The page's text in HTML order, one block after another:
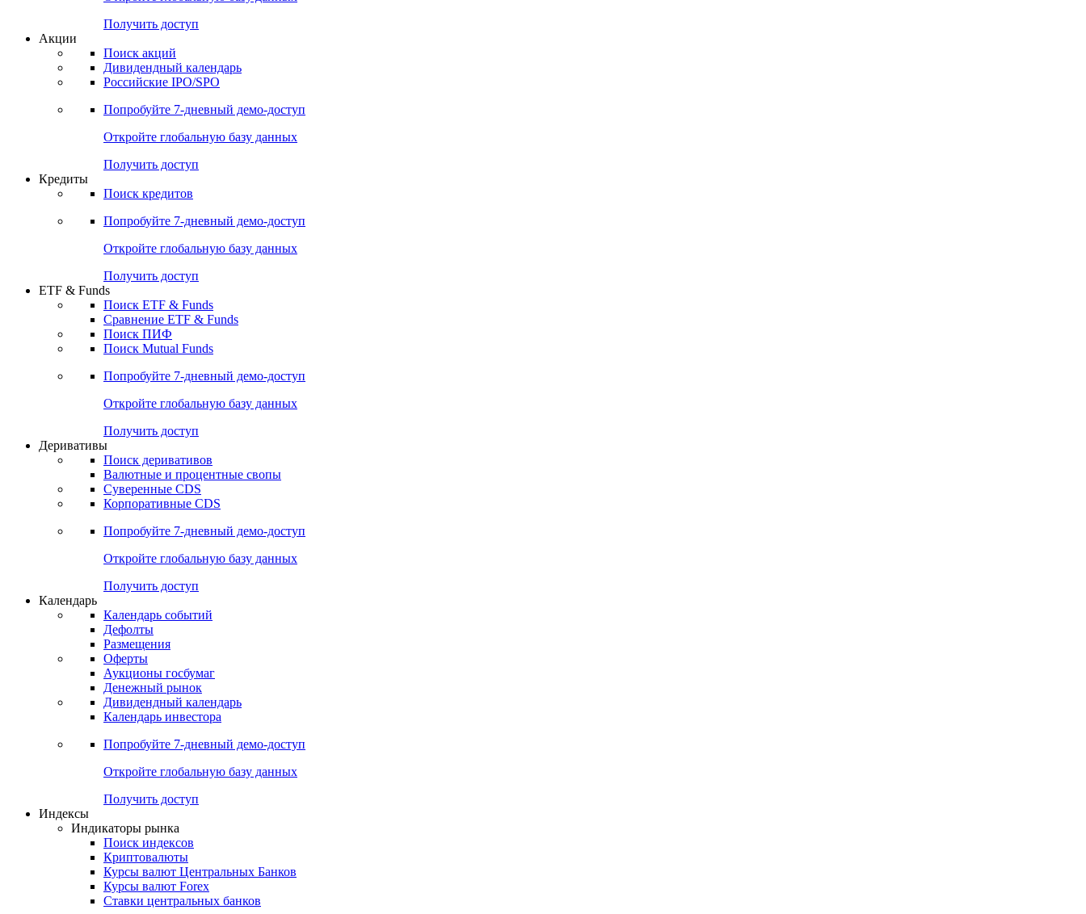
Попробуйте7-дневный
Откройте глобальную базу данных
Получить доступ
Акции
Поиск акций
Дивидендный календарь
Российские IPO/SPO
Попробуйте7-дневный
Откройте глобальную базу данных
Получить доступ
Кредиты
Поиск кредитов
Попробуйте7-дневный
Откройте глобальную базу данных
Получить доступ
ETF & Funds
Поиск ETF & Funds
Сравнение ETF & Funds
Поиск ПИФ
Поиск Mutual Funds
Попробуйте7-дневный
Откройте глобальную базу данных
Получить доступ
Деривативы
Поиск деривативов
Валютные и процентные свопы
Суверенные CDS
Корпоративные CDS
Попробуйте7-дневный
Откройте глобальную базу данных
Получить доступ
Календарь
Календарь событий
Дефолты
Размещения
Оферты
Аукционы госбумаг
Денежный рынок
Дивидендный календарь
Календарь инвестора
Попробуйте7-дневный
Получить доступ
Индикаторы рынка
Поиск индексов
Криптовалюты